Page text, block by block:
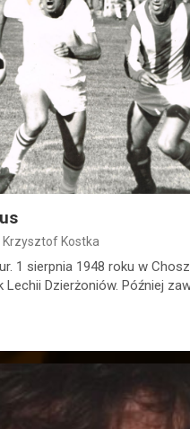
Krzysztof Kostka
1 sierpnia 1948 roku w
Lechii Dzierżoniów. Później